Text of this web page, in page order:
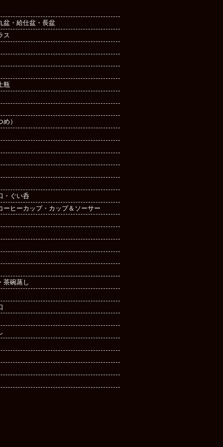
盆・給仕盆・長盆
ス
瓶
）
・ぐい呑
ーヒーカップ・カップ＆ソーサー
茶碗蒸し